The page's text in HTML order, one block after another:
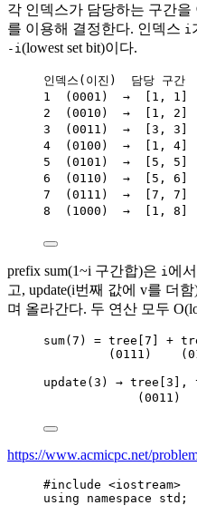
각 인덱스가 담당하는 구간을
를 이용해 결정한다. 인덱스 i
-i (lowest set bit)이다.
인덱스(이진)  담당 구간
1  (0001)  →  [1, 1]
2  (0010)  →  [1, 2]
3  (0011)  →  [3, 3]
4  (0100)  →  [1, 4]
5  (0101)  →  [5, 5]
6  (0110)  →  [5, 6]
7  (0111)  →  [7, 7]
8  (1000)  →  [1, 8]
prefix sum(1~i 구간합)은 i 에
고, update(i번째 값에 v를 더함
며 올라간다. 두 연산 모두
sum(7) = tree[7] +
(0111)
update(3) → tree[3],
(0011)
https://www.acmicpc.net/
#include <iostream>
using
namespace std;